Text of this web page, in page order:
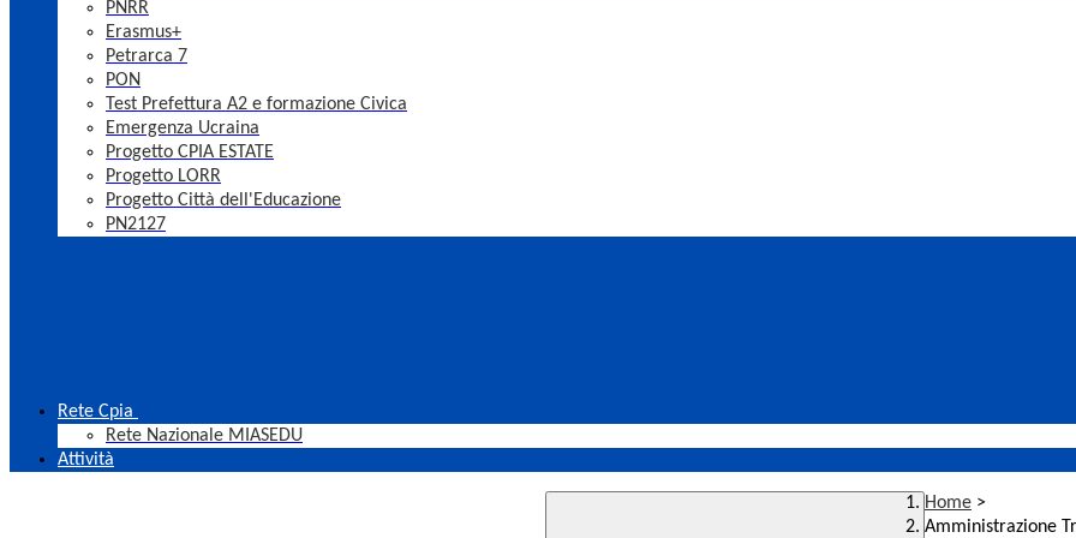
PNRR
Erasmus+
Petrarca 7
PON
Test Prefettura A2 e formazione Civica
Emergenza Ucraina
Progetto CPIA ESTATE
Progetto LORR
Progetto Città dell'Educazione
PN2127
Rete Cpia
Rete Nazionale MIASEDU
Attività
Home >
Amministrazione